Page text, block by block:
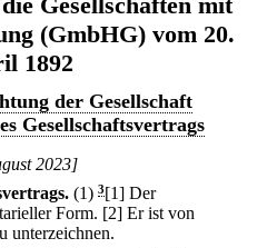
(GmbHG) vom 20.
1892
der Gesellschaft
Gesellschaftsvertrags
2023]
(1) 3[1] Der
Form. [2] Er ist von
unterzeichnen.